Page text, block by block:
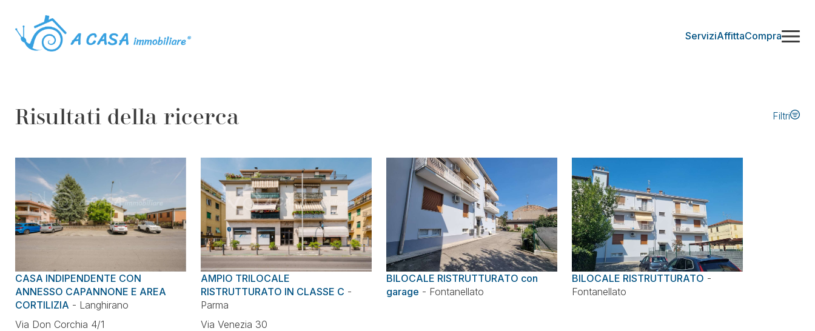
ServiziAffittaCompra
Risultati della ricerca Filtri
Tipo di contratto Tipologia immobile
Prezzo Superficie Locali
Classe energetica Ordina per Aggiorna la selezione
CASA INDIPENDENTE CON
ANNESSO CAPANNONE E AREA
CORTILIZIA - Langhirano
Via Don Corchia 4/1
AMPIO TRILOCALE
RISTRUTTURATO IN CLASSE C -
Parma
Via Venezia 30
BILOCALE RISTRUTTURATO con
garage - Fontanellato
BILOCALE RISTRUTTURATO -
Fontanellato